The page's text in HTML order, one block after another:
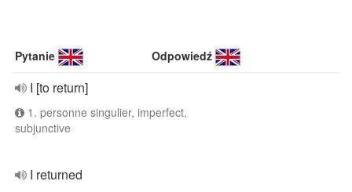
Pytanie Odpowiedź
I [to return]
1. personne singulier, imperfect,
subjunctive
I returned